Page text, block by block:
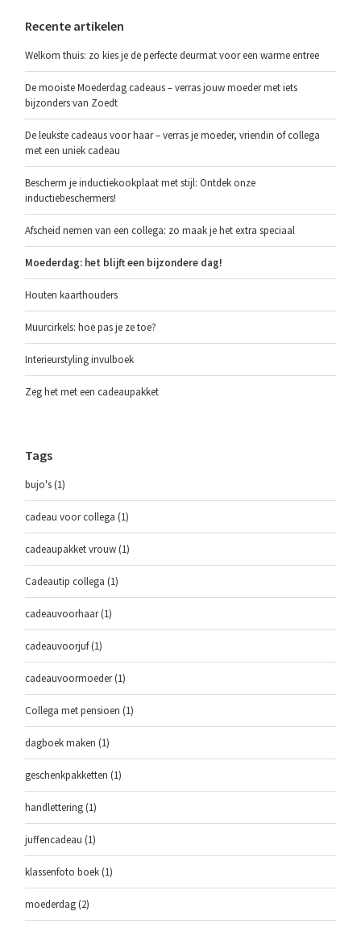
Recente artikelen
Welkom thuis: zo kies je de perfecte deurmat voor een warme entree
De mooiste Moederdag cadeaus – verras jouw moeder met iets
bijzonders van Zoedt
De leukste cadeaus voor haar – verras je moeder, vriendin of collega
met een uniek cadeau
Bescherm je inductiekookplaat met stijl: Ontdek onze
inductiebeschermers!
Afscheid nemen van een collega: zo maak je het extra speciaal
Moederdag: het blijft een bijzondere dag!
Houten kaarthouders
Muurcirkels: hoe pas je ze toe?
Interieurstyling invulboek
Zeg het met een cadeaupakket
Tags
bujo's(1)
cadeau voor collega (1)
cadeaupakket vrouw(1)
Cadeautip collega (1)
cadeauvoorhaar(1)
cadeauvoorjuf(1)
cadeauvoormoeder(1)
Collega met pensioen (1)
dagboek maken (1)
geschenkpakketten (1)
handlettering(1)
juffencadeau (1)
klassenfoto boek(1)
moederdag(2)